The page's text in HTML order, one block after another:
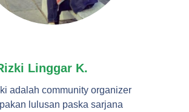
Linggar K.
adalah community organizer
lulusan paska sarjana